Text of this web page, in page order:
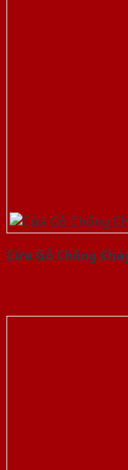
Cửa Gỗ Chống